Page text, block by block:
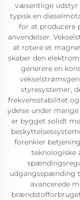
væsentlige udstyr
typisk en
for at producere
anvendelser.
at rotere et
skaber den
generere en
styresystemer,
frekvensstabilitet
ydelse under
er bygget solidt
forenkler
teknologiske
udgangsspænding
avancerede